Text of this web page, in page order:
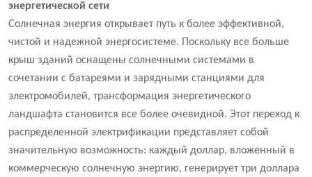
энергетической сети
Солнечная энергия открывает путь к более эффективной,
чистой и надежной энергосистеме. Поскольку все больше
крыш зданий оснащены солнечными системами в
сочетании с батареями и зарядными станциями для
электромобилей, трансформация энергетического
ландшафта становится все более очевидной. Этот переход к
распределенной электрификации представляет собой
значительную возможность: каждый доллар, вложенный в
коммерческую солнечную энергию, генерирует три доллара